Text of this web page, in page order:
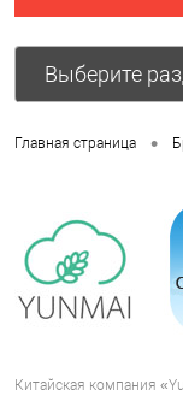
Выберите
Главная страница •
Китайская компания